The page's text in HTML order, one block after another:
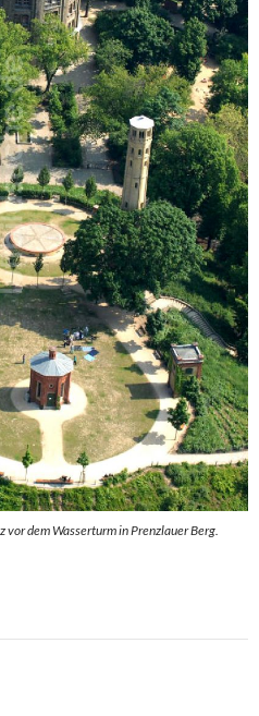
dem Wasserturm in Prenzlauer Berg.